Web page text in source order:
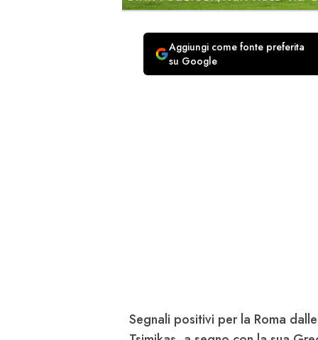
Aggiungi come fonte preferita
su Google
Segnali positivi per la Roma